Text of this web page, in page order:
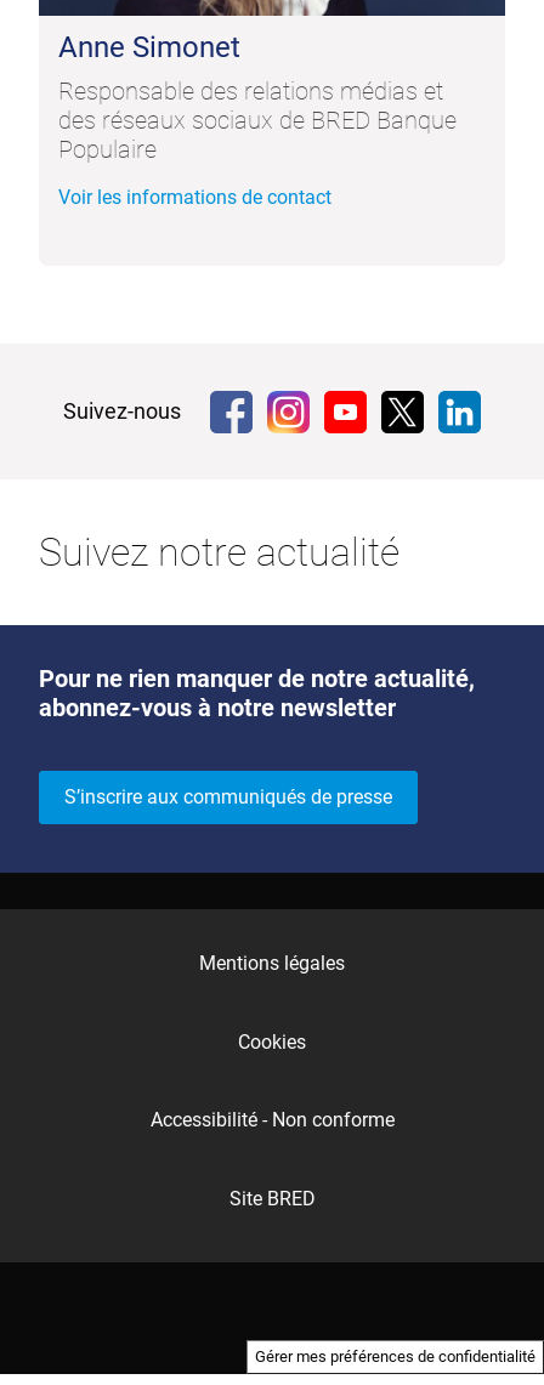
Anne Simonet
Responsable des relations médias et
des réseaux sociaux de BRED Banque
Populaire
Voir les informations de contact
Suivez-nous
Suivez notre actualité
Pour ne rien manquer de notre actualité,
abonnez-vous à notre newsletter
S’inscrire aux communiqués de presse
Mentions légales
Cookies
Accessibilité - Non conforme
Site BRED
Gérer mes préférences de confidentialité